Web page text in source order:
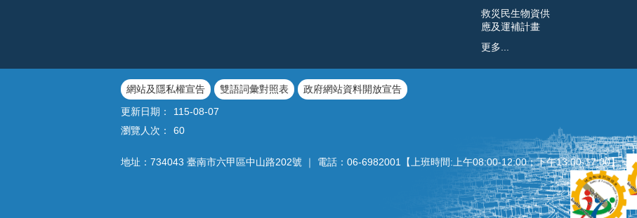
救災民生物資供
應及運補計畫
更多...
網站及隱私權宣告 雙語詞彙對照表
政府網站資料開放宣告
更新日期：
115-08-07
瀏覽人次：
60
地址：734043 臺南市六甲區中山路202號 ｜ 電話：06‐6982001【上班時間:上午08:00‐12:00；下午13:00‐17:00】